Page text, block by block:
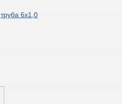
труба 6х1,0